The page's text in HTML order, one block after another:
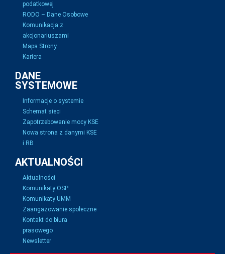
podatkowej
RODO – Dane Osobowe
Komunikacja z
akcjonariuszami
Mapa Strony
Kariera
DANE
SYSTEMOWE
Informacje o systemie
Schemat sieci
Zapotrzebowanie mocy KSE
Nowa strona z danymi KSE
i RB
AKTUALNOŚCI
Aktualności
Komunikaty OSP
Komunikaty UMM
Zaangażowanie społeczne
Kontakt do biura
prasowego
Newsletter